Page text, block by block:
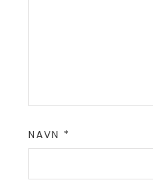
NAVN *